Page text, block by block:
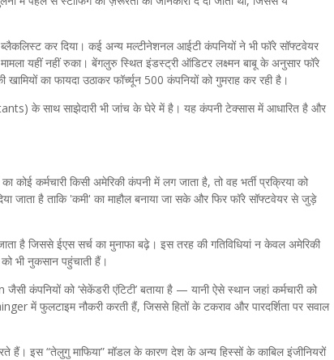
कर दिया। कई अन्य मल्टीनेशनल आईटी कंपनियों ने भी फॉरे सॉफ्टवेयर
यहीं नहीं रुका। बेंगलुरु स्थित इंडस्ट्री ऑडिटर लक्ष्मन बाबू के अनुसार फॉरे
का फायदा उठाकर फॉर्च्यून 500 कंपनियों को गुमराह कर रही है।
के साथ साझेदारी भी जांच के घेरे में है। यह कंपनी टेक्सास में आधारित है और
कोई कर्मचारी किसी अमेरिकी कंपनी में लग जाता है, तो वह भर्ती प्रक्रिया को
जाता है ताकि 'कमी' का माहौल बनाया जा सके और फिर फॉरे सॉफ्टवेयर से जुड़े
है जिससे ईएस सर्च का मुनाफा बढ़े। इस तरह की गतिविधियां न केवल अमेरिकी
भी नुकसान पहुंचाती हैं।
कंपनियों को ‘सेकेंडरी एंटिटी’ बताया है — यानी ऐसे स्थान जहां कर्मचारी को
में फुलटाइम नौकरी करती हैं, जिससे हितों के टकराव और पारदर्शिता पर सवाल
हैं। इस “तेलुगु माफिया” मॉडल के कारण देश के अन्य हिस्सों के काबिल इंजीनियरों